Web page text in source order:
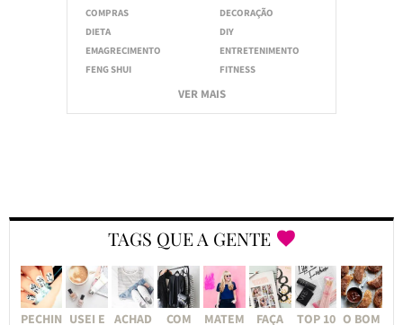
COMPRAS
DECORAÇÃO
DIETA
DIY
EMAGRECIMENTO
ENTRETENIMENTO
FENG SHUI
FITNESS
VER MAIS
TAGS QUE A GENTE
PECHIN USEI E
ACHAD
COM
MATEM
FAÇA
TOP 10 O BOM